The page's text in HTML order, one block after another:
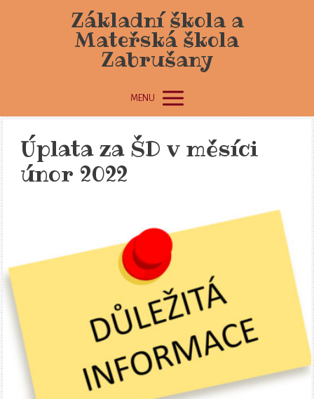
Základní škola a
Mateřská škola
Zabrušany
MENU
Úplata za ŠD v měsíci
únor 2022